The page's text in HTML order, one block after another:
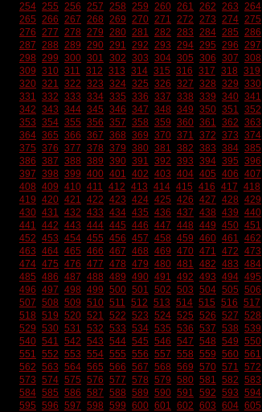
254 255 256 257 258 259 260 261 262 263 264
265 266 267 268 269 270 271 272 273 274 275
276 277 278 279 280 281 282 283 284 285 286
287 288 289 290 291 292 293 294 295 296 297
298 299 300 301 302 303 304 305 306 307 308
309 310 311 312 313 314 315 316 317 318 319
320 321 322 323 324 325 326 327 328 329 330
331 332 333 334 335 336 337 338 339 340 341
342 343 344 345 346 347 348 349 350 351 352
353 354 355 356 357 358 359 360 361 362 363
364 365 366 367 368 369 370 371 372 373 374
375 376 377 378 379 380 381 382 383 384 385
386 387 388 389 390 391 392 393 394 395 396
397 398 399 400 401 402 403 404 405 406 407
408 409 410 411 412 413 414 415 416 417 418
419 420 421 422 423 424 425 426 427 428 429
430 431 432 433 434 435 436 437 438 439 440
441 442 443 444 445 446 447 448 449 450 451
452 453 454 455 456 457 458 459 460 461 462
463 464 465 466 467 468 469 470 471 472 473
474 475 476 477 478 479 480 481 482 483 484
485 486 487 488 489 490 491 492 493 494 495
496 497 498 499 500 501 502 503 504 505 506
507 508 509 510 511 512 513 514 515 516 517
518 519 520 521 522 523 524 525 526 527 528
529 530 531 532 533 534 535 536 537 538 539
540 541 542 543 544 545 546 547 548 549 550
551 552 553 554 555 556 557 558 559 560 561
562 563 564 565 566 567 568 569 570 571 572
573 574 575 576 577 578 579 580 581 582 583
584 585 586 587 588 589 590 591 592 593 594
595 596 597 598 599 600 601 602 603 604 605